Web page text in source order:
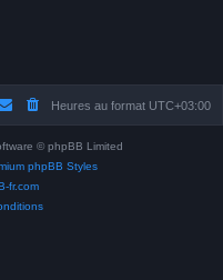
Heures au format UTC+03:00
© phpBB Limited
phpBB Styles
fr.com